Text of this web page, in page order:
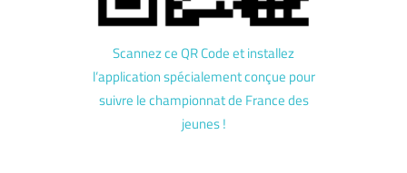
Scannez ce QR Code et installez
l’application spécialement conçue pour
suivre le championnat de France des
jeunes !